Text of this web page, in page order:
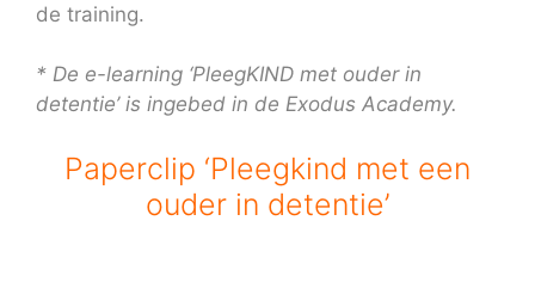
de training.
* De e-learning ‘PleegKIND met ouder in
detentie’ is ingebed in de Exodus Academy.
Paperclip ‘Pleegkind met een
ouder in detentie’